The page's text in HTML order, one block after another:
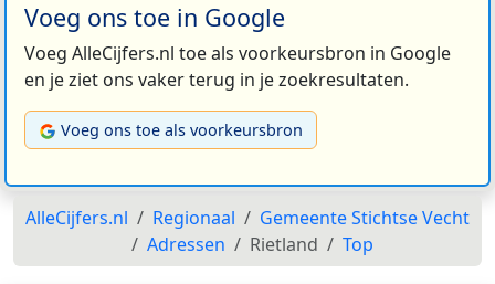
Voeg ons toe in Google
Voeg AlleCijfers.nl toe als voorkeursbron in Google
en je ziet ons vaker terug in je zoekresultaten.
Voeg ons toe als voorkeursbron
AlleCijfers.nl Regionaal
Gemeente Stichtse Vecht
Adressen
Rietland Top